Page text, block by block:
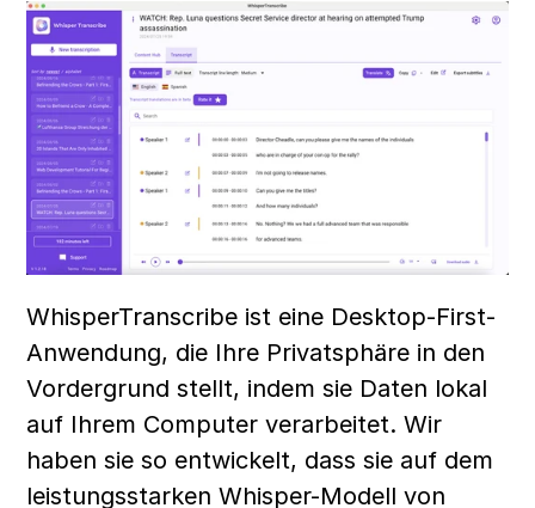
WhisperTranscribe ist eine Desktop-First-
Anwendung, die Ihre Privatsphäre in den
Vordergrund stellt, indem sie Daten lokal
auf Ihrem Computer verarbeitet. Wir
haben sie so entwickelt, dass sie auf dem
leistungsstarken Whisper-Modell von